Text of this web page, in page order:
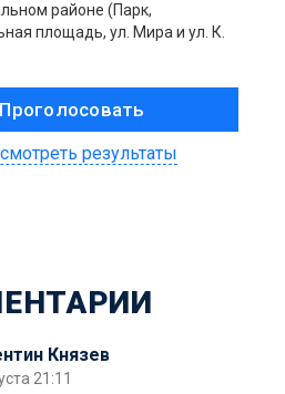
районе (Парк,
площадь, ул. Мира и ул. К.
результаты
Князев
21:11